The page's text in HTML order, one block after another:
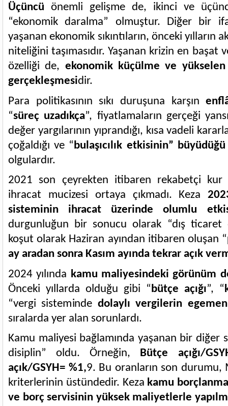
Üçüncü önemli gelişme de, ikinci ve
“ekonomik daralma” olmuştur. Diğer bir
yaşanan ekonomik sıkıntıların, önceki yılların
niteliğini taşımasıdır. Yaşanan krizin en başat
özelliği de, ekonomik küçülme ve
gerçekleşmesidir.
Para politikasının sıkı duruşuna karşın
“süreç uzadıkça”, fiyatlamaların gerçeği
değer yargılarının yıprandığı, kısa vadeli
çoğaldığı ve “ bulaşıcılık etkisinin” büyüdüğü
olgulardır.
2021 son çeyrekten itibaren rekabetçi kur
ihracat mucizesi ortaya çıkmadı. Keza
sisteminin ihracat üzerinde olumlu
durgunluğun bir sonucu olarak “dış ticaret
koşut olarak Haziran ayından itibaren oluşan “
ay aradan sonra Kasım ayında tekrar açık
2024 yılında kamu maliyesindeki görünüm
Önceki yıllarda olduğu gibi “bütçe açığı”, “
“vergi sisteminde dolaylı vergilerin
sıralarda yer alan sorunlardı.
Kamu maliyesi bağlamında yaşanan bir diğer
disiplin” oldu. Örneğin, Bütçe açığı/
açık/GSYH= %1,9. Bu oranların son durumu,
kriterlerinin üstündedir. Keza kamu
ve borç servisinin yüksek maliyetlerle